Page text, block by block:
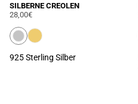
SILBERNE CREOLEN
28,00€
925 Sterling Silber